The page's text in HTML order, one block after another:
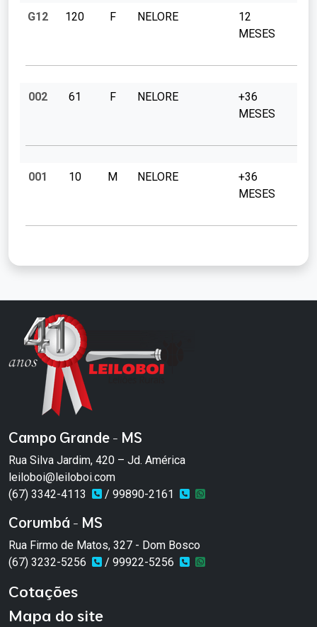
G12 120 F NELORE
12
MESES
002 61 F NELORE
+36
MESES
001 10 M NELORE
+36
MESES
Campo Grande - MS
Rua Silva Jardim, 420 – Jd. América
leiloboi@leiloboi.com
(67) 3342-4113
/ 99890-2161
Corumbá - MS
Rua Firmo de Matos, 327 - Dom Bosco
(67) 3232-5256
/ 99922-5256
Cotações
Mapa do site